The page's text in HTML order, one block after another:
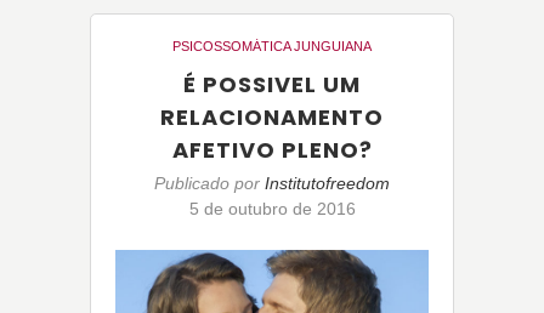
PSICOSSOMÁTICA JUNGUIANA
É POSSIVEL UM
RELACIONAMENTO
AFETIVO PLENO?
Publicado por Institutofreedom
5 de outubro de 2016